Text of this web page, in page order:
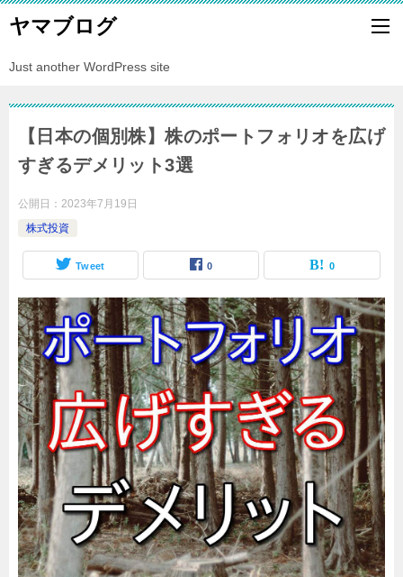
ヤマブログ
Just another WordPress site
【日本の個別株】株のポートフォリオを広げ
すぎるデメリット3選
公開日： 2023年7月19日
株式投資
Tweet 0 0